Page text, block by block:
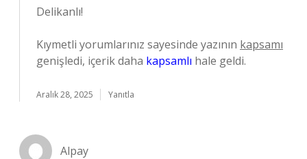
Delikanlı!
Kıymetli yorumlarınız sayesinde yazının kapsamı
genişledi, içerik daha kapsamlı hale geldi.
Aralık 28, 2025 Yanıtla
Alpay